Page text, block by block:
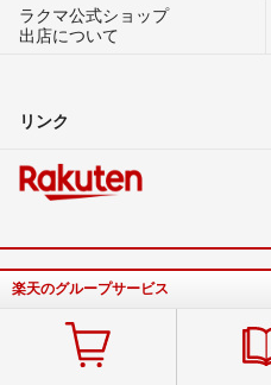
ラクマ公式ショップ
出店について
リンク
楽天のグループサービス